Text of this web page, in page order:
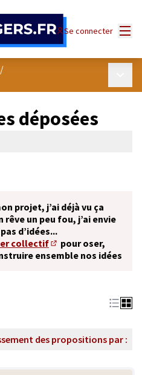
Se connecter
/
déposées
projet, j’ai déjà vu ça
un peu fou, j’ai envie
d’idées...
collectif
(S'ouvre dans un
pour oser,
ensemble nos idées
des propositions par :